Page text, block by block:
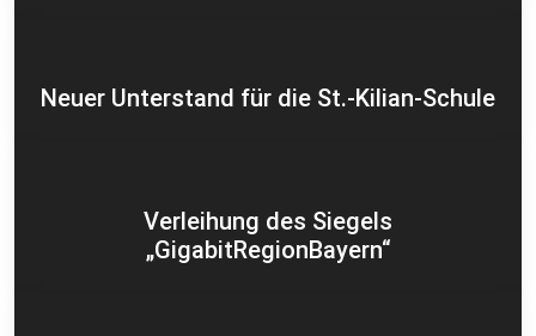
Neuer Unterstand für die St.-Kilian-Schule
Verleihung des Siegels
„GigabitRegionBayern“